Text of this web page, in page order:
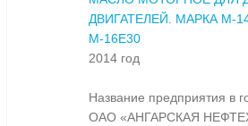
ДВИГАТЕЛЕЙ. МАРКА М-
М-16Е30
2014 год
Название предприятия в
ОАО «АНГАРСКАЯ